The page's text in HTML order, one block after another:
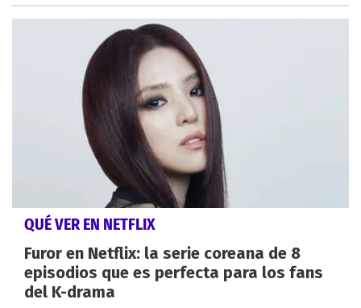
QUÉ VER EN NETFLIX
Furor en Netflix: la serie coreana de 8
episodios que es perfecta para los fans
del K-drama